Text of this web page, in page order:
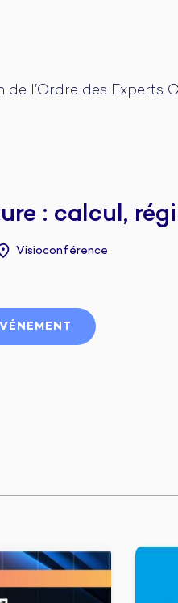
l’Ordre des Experts
: calcul,
Visioconférence